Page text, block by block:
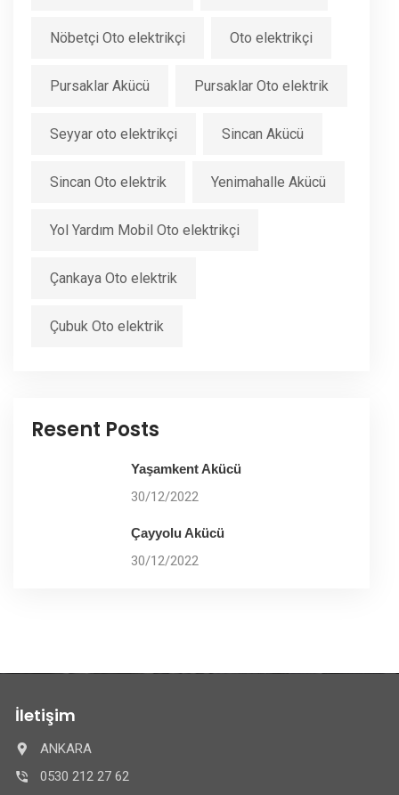
Nöbetçi Oto elektrikçi Oto elektrikçi
Pursaklar Akücü Pursaklar Oto elektrik
Seyyar oto elektrikçi Sincan Akücü
Sincan Oto elektrik Yenimahalle Akücü
Yol Yardım Mobil Oto elektrikçi
Çankaya Oto elektrik
Çubuk Oto elektrik
Resent Posts
Yaşamkent Akücü
30/12/2022
Çayyolu Akücü
30/12/2022
İletişim
ANKARA
0530 212 27 62